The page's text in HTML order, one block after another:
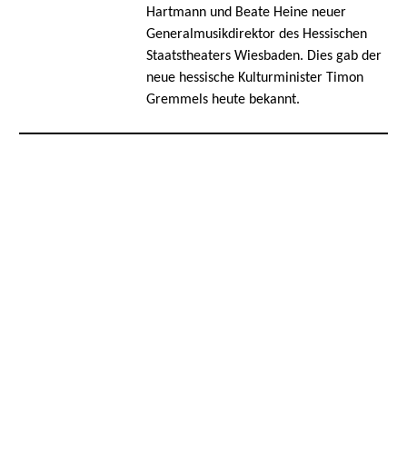
Hartmann und Beate Heine neuer
Generalmusikdirektor des Hessischen
Staatstheaters Wiesbaden. Dies gab der
neue hessische Kulturminister Timon
Gremmels heute bekannt.